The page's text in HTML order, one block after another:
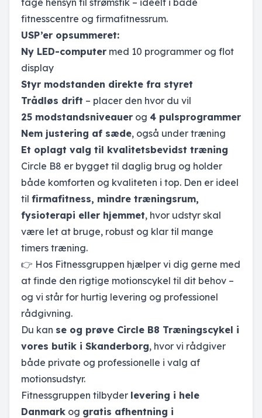
tage hensyn til strømstik – ideelt i både
fitnesscentre og firmafitnessrum.
USP’er opsummeret:
Ny LED-computer med 10 programmer og flot
display
Styr modstanden direkte fra styret
Trådløs drift – placer den hvor du vil
25 modstandsniveauer og 4 pulsprogrammer
Nem justering af sæde, også under træning
Et oplagt valg til kvalitetsbevidst træning
Circle B8 er bygget til daglig brug og holder
både komforten og kvaliteten i top. Den er ideel
til firmafitness, mindre træningsrum,
fysioterapi eller hjemmet, hvor udstyr skal
være let at bruge, robust og klar til mange
timers træning.
👉 Hos Fitnessgruppen hjælper vi dig gerne med
at finde den rigtige motionscykel til dit behov –
og vi står for hurtig levering og professionel
rådgivning.
Du kan se og prøve Circle B8 Træningscykel i
vores butik i Skanderborg, hvor vi rådgiver
både private og professionelle i valg af
motionsudstyr.
Fitnessgruppen tilbyder levering i hele
Danmark og gratis afhentning i